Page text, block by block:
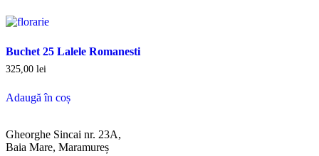
Buchet 25 Lalele Romanesti
325,00 lei
Adaugă în coș
Gheorghe Sincai nr. 23A,
Baia Mare, Maramureș